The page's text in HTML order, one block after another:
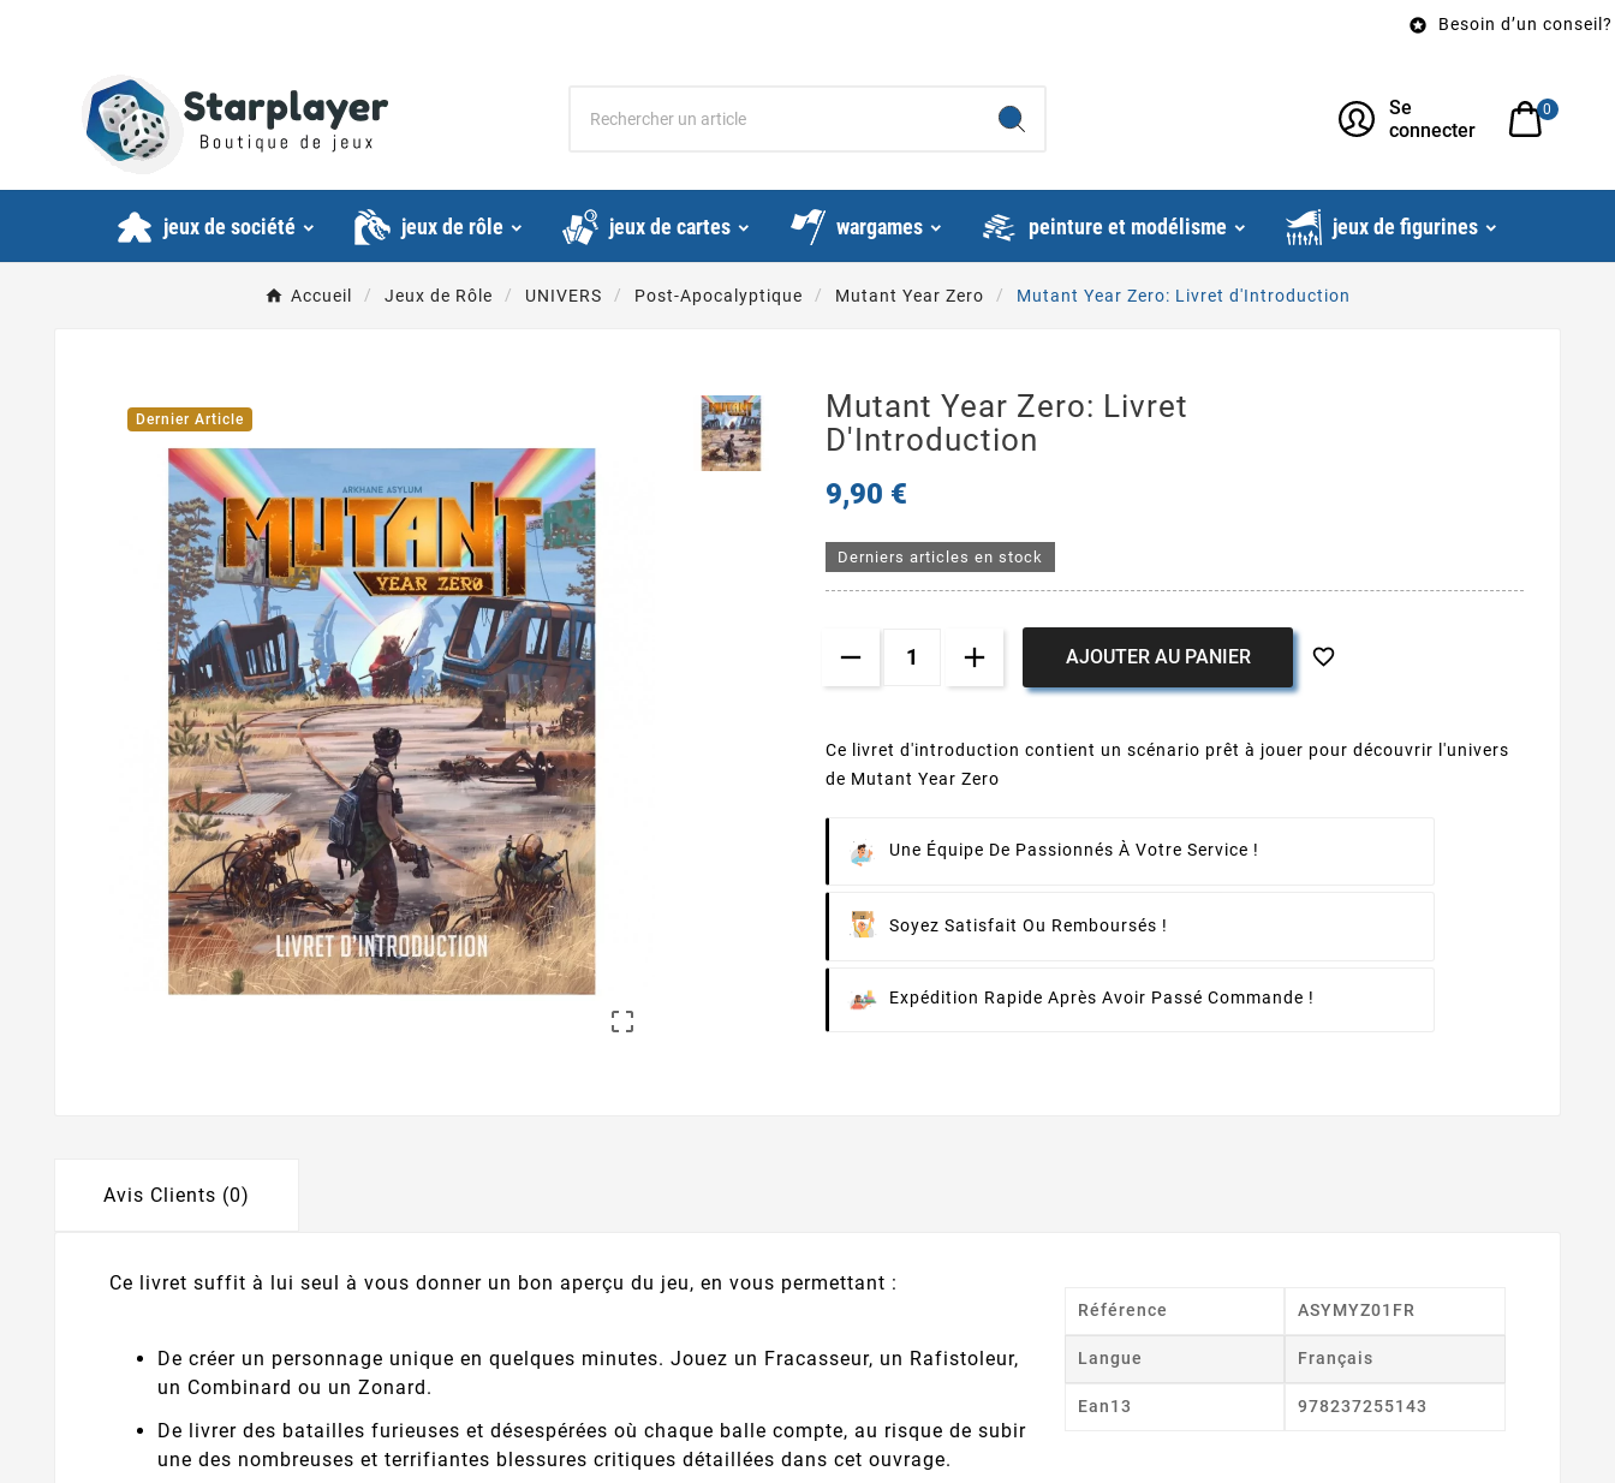
Besoin d’un conseil?
Se
connecter
0
jeux de société jeux de rôle jeux de cartes wargames peinture et modélisme jeux de figurines
Accueil Jeux de Rôle UNIVERS Post-Apocalyptique Mutant Year Zero Mutant Year Zero: Livret d'Introduction
Dernier Article

Mutant Year Zero: Livret
D'Introduction
9,90 €
Derniers articles en stock
AJOUTER AU PANIER 
Ce livret d'introduction contient un scénario prêt à jouer pour découvrir l'univers
de Mutant Year Zero
Une Équipe De Passionnés À Votre Service !
Soyez Satisfait Ou Remboursés !
Expédition Rapide Après Avoir Passé Commande !
Avis Clients (0)
Ce livret suffit à lui seul à vous donner un bon aperçu du jeu, en vous permettant :
De créer un personnage unique en quelques minutes. Jouez un Fracasseur, un Rafistoleur,
un Combinard ou un Zonard.
De livrer des batailles furieuses et désespérées où chaque balle compte, au risque de subir
une des nombreuses et terrifiantes blessures critiques détaillées dans cet ouvrage.
Référence ASYMYZ01FR
Langue Français
Ean13 978237255143